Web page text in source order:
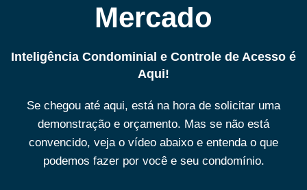
Mercado
Inteligência Condominial e Controle de Acesso é
Aqui!
Se chegou até aqui, está na hora de solicitar uma
demonstração e orçamento. Mas se não está
convencido, veja o vídeo abaixo e entenda o que
podemos fazer por você e seu condomínio.